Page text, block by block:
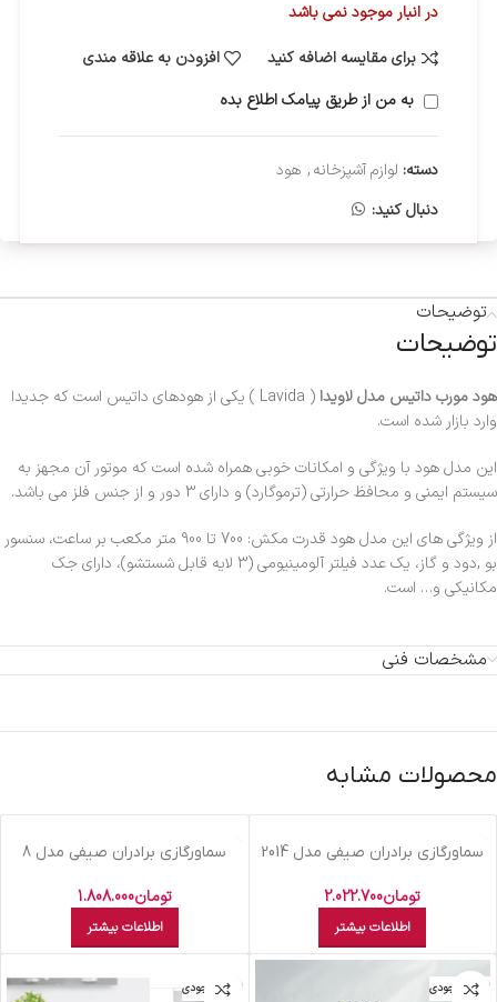
در انبار موجود نمی باشد
برای مقایسه اضافه کنید
افزودن به علاقه مندی
به من از طریق پیامک اطلاع بده
دسته: لوازم آشپزخانه, هود
دنبال کنید:
توضیحات
توضیحات
هود مورب داتیس مدل لاویدا
( Lavida ) یکی از هودهای داتیس است که جدیدا
وارد بازار شده است.
این مدل هود با ویژگی و امکانات خوبی همراه شده است که موتور آن مجهز به
سیستم ایمنی و محافظ حرارتی (ترموگارد) و دارای 3 دور و از جنس فلز می باشد.
از ویژگی های این مدل هود قدرت مکش: 700 تا 900 متر مکعب بر ساعت، سنسور
بو ,دود و گاز، یک عدد فیلتر آلومینیومی (3 لایه قابل شستشو)، دارای جک
مکانیکی و… است.
مشخصات فنی
محصولات مشابه
اتمام موجودی
سماورگازي برادران صيفي مدل 2014
تومان2.022.700
اطلاعات بیشتر
اتمام موجودی
سماورگازي برادران صيفي مدل 8
تومان1.808.000
اطلاعات بیشتر
اتمام موجودی اتمام موجودی